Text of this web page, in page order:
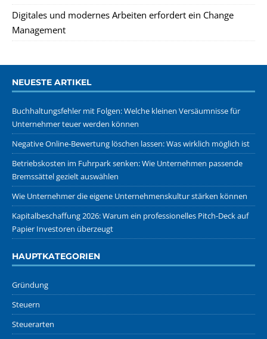
Digitales und modernes Arbeiten erfordert ein Change
Management
NEUESTE ARTIKEL
Buchhaltungsfehler mit Folgen: Welche kleinen Versäumnisse für
Unternehmer teuer werden können
Negative Online-Bewertung löschen lassen: Was wirklich möglich ist
Betriebskosten im Fuhrpark senken: Wie Unternehmen passende
Bremssättel gezielt auswählen
Wie Unternehmer die eigene Unternehmenskultur stärken können
Kapitalbeschaffung 2026: Warum ein professionelles Pitch-Deck auf
Papier Investoren überzeugt
HAUPTKATEGORIEN
Gründung
Steuern
Steuerarten